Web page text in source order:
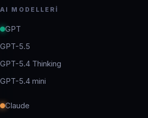
AI MODELLERI
GPT
GPT-5.5
GPT-5.4 Thinking
GPT-5.4 mini
Claude